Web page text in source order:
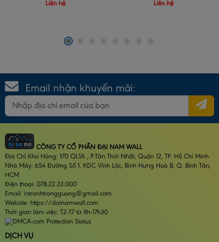
Liên hệ Liên hệ
Email nhận khuyến mãi:
CÔNG TY CỔ PHẦN ĐẠI NAM WALL
Địa Chỉ Kho Hàng: 170 QL1A , P.Tân Thới Nhất, Quận 12, TP. Hồ Chí Minh
Nhà Máy: 654 Đường Số 1, KDC Vĩnh Lộc, Bình Hưng Hoà B, Q. Bình Tân,
HCM
Điện thoại: 078.22.33.000
Email: intranhtrangguong@gmail.com
Website: https://dainamwall.com
Thời gian làm việc: T2-T7 từ 8h-17h30
DỊCH VỤ